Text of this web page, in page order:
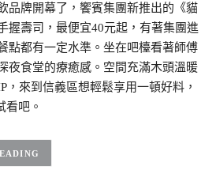
品牌開幕了，饗賓集團新推出的《貓
握壽司，最便宜40元起，有著集團進
點都有一定水準。坐在吧檯看著師傅
夜食堂的療癒感。空間充滿木頭溫暖
，來到信義區想輕鬆享用一頓好料，
看吧。